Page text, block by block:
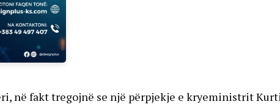
në fakt tregojnë se një përpjekje e kryeministrit